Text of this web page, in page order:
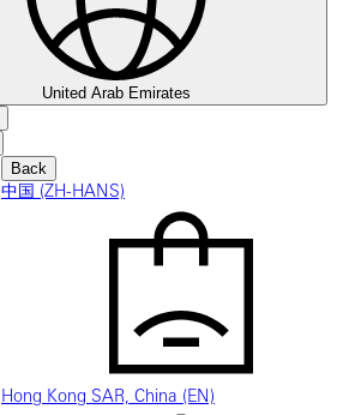
United Arab Emirates
Back
中国 (ZH-HANS)
Hong Kong SAR, China (EN)